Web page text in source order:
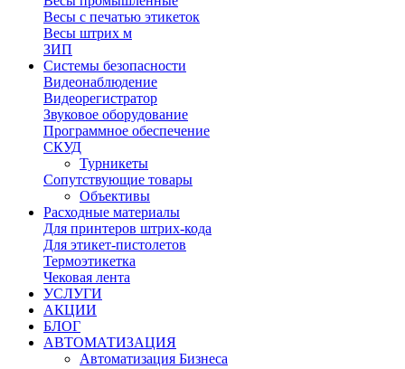
Весы с печатью этикеток
Весы штрих м
ЗИП
Системы безопасности
Видеонаблюдение
Видеорегистратор
Звуковое оборудование
Программное обеспечение
СКУД
Турникеты
Сопутствующие товары
Объективы
Расходные материалы
Для принтеров штрих-кода
Для этикет-пистолетов
Термоэтикетка
Чековая лента
УСЛУГИ
АКЦИИ
БЛОГ
АВТОМАТИЗАЦИЯ
Автоматизация Бизнеса